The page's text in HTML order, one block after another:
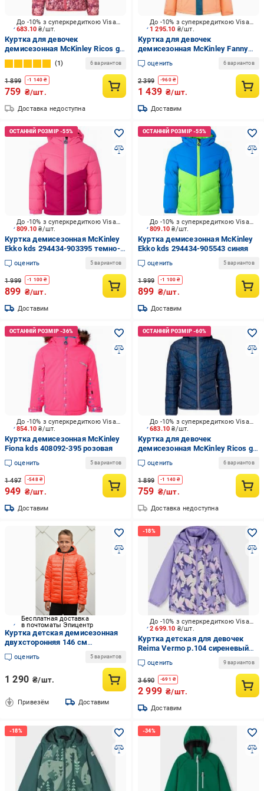
683.10₴/шт.
До -10% з суперкредиткою Visa Вигода
Куртка для девочек
демисезонная McKinley Ricos gls
408116-902915 розовая
1 6 вариантов
1 899 -1 140 ₴
759 ₴/шт.
Доставка недоступна
1 295.10 ₴/шт.
До -10% з суперкредиткою Visa Вигода
Куртка для девочек
демисезонная McKinley Fanny
gls 294721-900632 синяя
оценить 6 вариантов
2 399 -960₴
1 439 ₴/шт.
Доставим
809.10₴/шт.
До -10% з суперкредиткою Visa Вигода
Куртка демисезонная McKinley
Ekko kds 294434-903395 темно-
розовая
оценить 5 вариантов
1 999 -1 100 ₴
899 ₴/шт.
Доставим
809.10₴/шт.
До -10% з суперкредиткою Visa Вигода
Куртка демисезонная McKinley
Ekko kds 294434-905543 синяя
оценить 5 вариантов
1 999 -1 100 ₴
899 ₴/шт.
Доставим
854.10₴/шт.
До -10% з суперкредиткою Visa Вигода
Куртка демисезонная McKinley
Fiona kds 408092-395 розовая
оценить 5 вариантов
1 497 -548₴
949 ₴/шт.
Доставим
683.10₴/шт.
До -10% з суперкредиткою Visa Вигода
Куртка для девочек
демисезонная McKinley Ricos gls
408116-900915 синяя
оценить 6 вариантов
1 899 -1 140 ₴
759 ₴/шт.
Доставка недоступна
Бесплатная доставка
в почтоматы Эпицентр
Куртка детская демисезонная
двухсторонняя 146 см
Оранжевый с черным
(2724293784)
оценить 5 вариантов
1 290 ₴/шт.
Привезём Доставим
2 699.10 ₴/шт.
До -10% з суперкредиткою Visa Вигода
Куртка детская для девочек
Reima Vermo р.104 сиреневый
5100460B-5452
оценить 9 вариантов
3 690 -691 ₴
2 999 ₴/шт.
Доставим